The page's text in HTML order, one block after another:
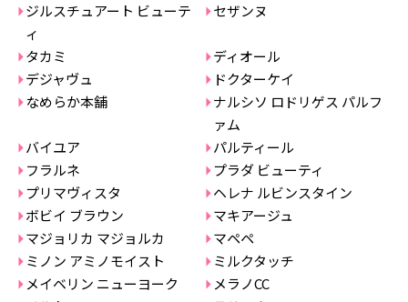
ジルスチュアート ビューテ
ィ
セザンヌ
タカミ
ディオール
デジャヴュ
ドクターケイ
なめらか本舗
ナルシソ ロドリゲス パルフ
ァム
バイユア
パルティール
フラルネ
プラダ ビューティ
プリマヴィスタ
ヘレナ ルビンスタイン
ボビイ ブラウン
マキアージュ
マジョリカ マジョルカ
マペペ
ミノン アミノモイスト
ミルクタッチ
メイベリン ニューヨーク
メラノCC